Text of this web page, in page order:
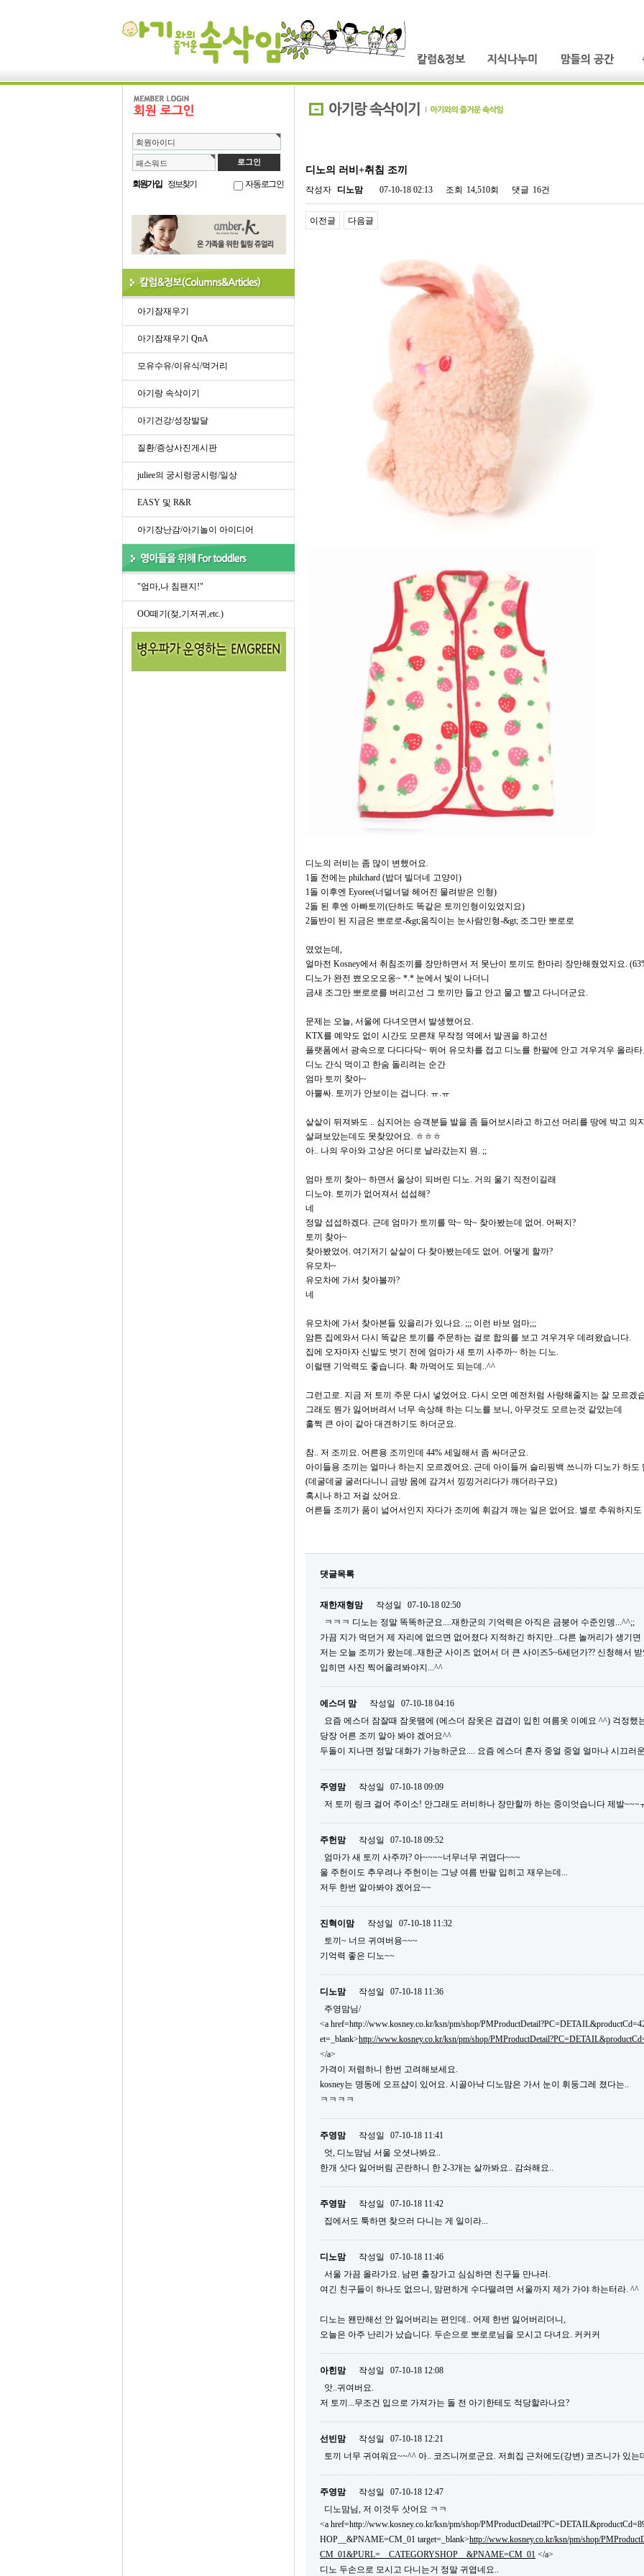
회원아이디
패스워드
회원가입 정보찾기 자동로그인
아기잠재우기
아기잠재우기 QnA
모유수유/이유식/먹거리
아기랑 속삭이기
아기건강/성장발달
질환/증상사진게시판
juliee의 궁시렁궁시렁/일상
EASY 및 R&R
아기장난감/아기놀이 아이디어
"엄마,나 침팬지!"
OO떼기(젖,기저귀,etc.)
디노의 러비+취침 조끼
작성자 디노맘 07-10-18 02:13 조회 14,510회 댓글 16건
이전글 다음글
디노의 러비는 좀 많이 변했어요.
1돌 전에는 philchard (밥더 빌더네 고양이)
1돌 이후엔 Eyoree(너덜너덜 헤어진 물려받은 인형)
2돌 된 후엔 아빠토끼(단하도 똑같은 토끼인형이있었지요)
2돌반이 된 지금은 뽀로로-&gt;움직이는 눈사람인형-&gt; 조그만 뽀로로
였었는데,
얼마전 Kosney에서 취침조끼를 장만하면서 저 못난이 토끼도 한마리 장만해줬었지요.
디노가 완전 뾰오오오옹~ *.* 눈에서 빛이 나더니
금새 조그만 뽀로로를 버리고선 그 토끼만 들고 안고 물고 빨고 다니더군요.
문제는 오늘, 서울에 다녀오면서 발생했어요.
KTX를 예약도 없이 시간도 모른채 무작정 역에서 발권을 하고선
플랫폼에서 광속으로 다다다닥~ 뛰어 유모차를 접고 디노를 한팔에 안고 겨우겨우 올라타
디노 간식 먹이고 한숨 돌리려는 순간
엄마 토끼 찾아~
아뿔싸. 토끼가 안보이는 겁니다. ㅠ.ㅠ
샅샅이 뒤져봐도 .. 심지어는 승객분들 발을 좀 들어보시라고 하고선 머리를 땅에 박고 의
살펴보았는데도 못찾았어요. ㅎㅎㅎ
아.. 나의 우아와 고상은 어디로 날라갔는지 원. ;;
엄마 토끼 찾아~ 하면서 울상이 되버린 디노. 거의 울기 직전이길래
디노야. 토끼가 없어져서 섭섭해?
네
정말 섭섭하겠다. 근데 엄마가 토끼를 막~ 막~ 찾아봤는데 없어. 어쩌지?
토끼 찾아~
찾아봤었어. 여기저기 샅샅이 다 찾아봤는데도 없어. 어떻게 할까?
유모차~
유모차에 가서 찾아볼까?
네
유모차에 가서 찾아본들 있을리가 있나요. ;;; 이런 바보 엄마;;;
암튼 집에와서 다시 똑같은 토끼를 주문하는 걸로 합의를 보고 겨우겨우 데려왔습니다.
집에 오자마자 신발도 벗기 전에 엄마가 새 토끼 사주까~ 하는 디노.
이럴땐 기억력도 좋습니다. 확 까먹어도 되는데..^^
그런고로. 지금 저 토끼 주문 다시 넣었어요. 다시 오면 예전처럼 사랑해줄지는 잘 모르겠
그래도 뭔가 잃어버려서 너무 속상해 하는 디노를 보니, 아무것도 모르는것 같았는데
훌쩍 큰 아이 같아 대견하기도 하더군요.
참.. 저 조끼요. 어른용 조끼인데 44% 세일해서 좀 싸더군요.
아이들용 조끼는 얼마나 하는지 모르겠어요. 근데 아이들꺼 슬리핑백 쓰니까 디노가 하도
(데굴데굴 굴러다니니 금방 몸에 감겨서 낑낑거리다가 깨더라구요)
혹시나 하고 저걸 샀어요.
어른들 조끼가 품이 넓어서인지 자다가 조끼에 휘감겨 깨는 일은 없어요. 별로 추워하지도
댓글목록
재한재형맘 작성일
07-10-18 02:50
ㅋㅋㅋ 디노는 정말 똑똑하군요....재한군의 기억력은 아직은 금붕어 수준인뎅...^^;;
가끔 지가 먹던거 제 자리에 없으면 없어졌다 지적하긴 하지만...다른 놀꺼리가 생기
저는 오늘 조끼가 왔는데..재한군 사이즈 없어서 더 큰 사이즈5~6세던가?? 신청해서
입히면 사진 찍어올려봐야지...^^
에스더 맘 작성일
07-10-18 04:16
요즘 에스더 잠잘때 잠옷땜에 (에스더 잠옷은 겹겹이 입힌 여름옷 이예요 ^^) 걱정했
당장 어른 조끼 알아 봐야 겠어요^^
두돌이 지나면 정말 대화가 가능하군요.... 요즘 에스더 혼자 중얼 중얼 얼마나 시끄러
주영맘 작성일
07-10-18 09:09
저 토끼 링크 걸어 주이소! 안그래도 러비하나 장만할까 하는 중이엇습니다 제발~~~
주헌맘 작성일
07-10-18 09:52
엄마가 새 토끼 사주까? 아~~~~너무너무 귀엽다~~~
울 주헌이도 추우려나 주헌이는 그냥 여름 반팔 입히고 재우는데...
저두 한번 알아봐야 겠어요~~
진혁이맘 작성일
07-10-18 11:32
토끼~ 너므 귀여버용~~~
기억력 좋은 디노~~
디노맘 작성일
07-10-18 11:36
주영맘님/
<a href=http://www.kosney.co.kr/ksn/pm/shop/
et=_blank>http://www.kosney.co.kr/ksn/pm/shop/
</a>
가격이 저렴하니 한번 고려해보세요.
kosney는 명동에 오프샵이 있어요. 시골아낙 디노맘은 가서 눈이 휘둥그레 졌다는..
ㅋㅋㅋㅋ
주영맘 작성일
07-10-18 11:41
엇, 디노맘님 서울 오셧나봐요..
한개 삿다 잃어버림 곤란하니 한 2-3개는 살까봐요.. 감솨해요..
주영맘 작성일
07-10-18 11:42
집에서도 툭하면 찾으러 다니는 게 일이라...
디노맘 작성일
07-10-18 11:46
서울 가끔 올라가요. 남편 출장가고 심심하면 친구들 만나러.
여긴 친구들이 하나도 없으니, 맘편하게 수다떨려면 서울까지 제가 가야 하는터라. ^^
디노는 왠만해선 안 잃어버리는 편인데.. 어제 한번 잃어버리더니,
오늘은 아주 난리가 났습니다. 두손으로 뽀로로님을 모시고 다녀요. 커커커
아힌맘 작성일
07-10-18 12:08
앗..귀여버요.
저 토끼...무조건 입으로 가져가는 돌 전 아기한테도 적당할라나요?
선빈맘 작성일
07-10-18 12:21
토끼 너무 귀여워요~~^^ 아.. 코즈니꺼로군요. 저희집 근처에도(강변) 코즈니가 있
주영맘 작성일
07-10-18 12:47
디노맘님, 저 이것두 삿어요 ㅋㅋ
<a href=http://www.kosney.co.kr/ksn/pm/shop/
HOP__&PNAME=CM_01 target=_blank>http://www.kosney.co.kr/ksn/pm/shop/
CM_01&PURL=__CATEGORYSHOP__&PNAME=CM_01 </a>
디노 두손으로 모시고 다니는거 정말 귀엽네요..